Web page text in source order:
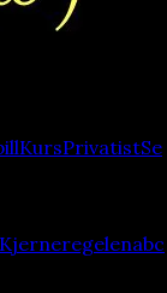
KursPrivatistSe
Kjerneregelenabc